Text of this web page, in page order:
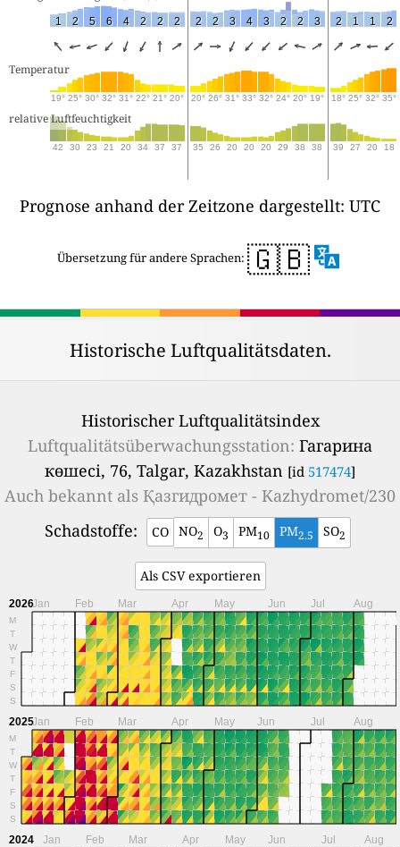
1 2 5 6 4 2 2 2 2 2 3 4 3 2 2 3 2 1 1 2
Temperatur
19° 25° 30° 32° 31° 22° 21° 20° 20° 26° 31° 33° 32° 24° 20° 19° 18° 25° 32° 35°
relative Luftfeuchtigkeit
42 30 23 21 20 34 37 37 35 26 20 20 20 29 38 38 39 27 20 18
Prognose anhand der Zeitzone dargestellt: UTC
Übersetzung für andere Sprachen: 🇬🇧
Historische Luftqualitätsdaten.
Historischer Luftqualitätsindex
Luftqualitätsüberwachungsstation: Гагарина
көшесі, 76, Talgar, Kazakhstan [id 517474]
Auch bekannt als Қазгидромет - Kazhydromet/230
Schadstoffe:
CO NO2 O3 PM10 PM2.5 SO2
Als CSV exportieren
2026
M
T
W
T
F
S
S
Jan Feb Mar Apr May Jun Jul Aug
2025
M
T
W
T
F
S
S
Jan Feb Mar Apr May Jun Jul Aug
2024 Jan Feb Mar Apr May Jun Jul Aug